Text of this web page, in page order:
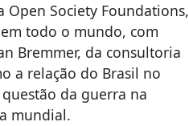
Society Foundations,
todo o mundo, com
Bremmer, da consultoria
a relação do Brasil no
da guerra na
mundial.